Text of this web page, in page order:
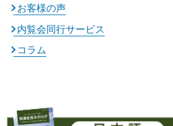
お客様の声
内覧会同行サービス
コラム